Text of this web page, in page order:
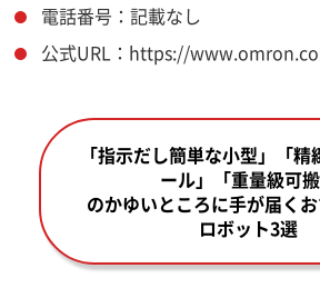
電話番号：記載なし
公式URL：https://
「指示だし簡単な小型」「精
ール」「重量級可搬
のかゆいところに手が届く
ロボット3選